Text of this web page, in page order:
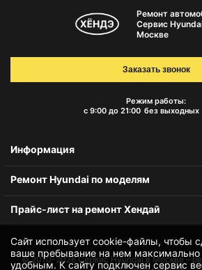
Сайт использует cookie-файлы, чтобы
ваше пребывание на нем максимально
удобным. К cайту подключен сервис
Ремонт
Сервис
Москве
Режим работы:
с 9:00 до 21:00 без выходных
Заказать звонок
Информация
Ремонт Hyundai по моделям
Прайс-лист на ремонт Хендай
© 2010-2026Сервис Hyundai в Москве –